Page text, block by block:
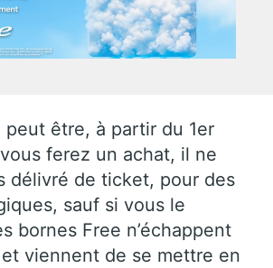
peut être, à partir du 1er
ferez un achat, il ne
délivré de ticket, pour des
sauf si vous le
bornes Free n’échappent
viennent de se mettre en